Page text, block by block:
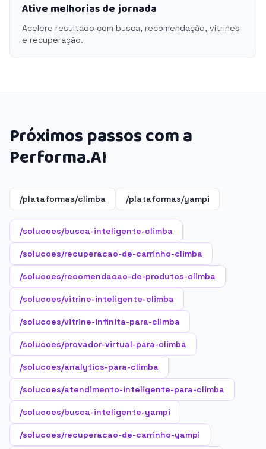
Ative melhorias de jornada
Acelere resultado com busca, recomendação, vitrines
e recuperação.
Próximos passos com a
Performa.AI
/plataformas/climba /plataformas/yampi
/solucoes/busca-inteligente-climba
/solucoes/recuperacao-de-carrinho-climba
/solucoes/recomendacao-de-produtos-climba
/solucoes/vitrine-inteligente-climba
/solucoes/vitrine-infinita-para-climba
/solucoes/provador-virtual-para-climba
/solucoes/analytics-para-climba
/solucoes/atendimento-inteligente-para-climba
/solucoes/busca-inteligente-yampi
/solucoes/recuperacao-de-carrinho-yampi